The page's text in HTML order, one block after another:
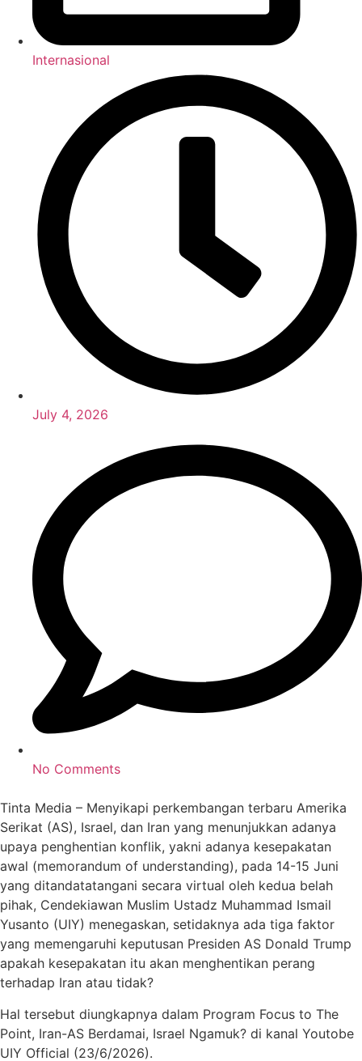
Internasional
July 4, 2026
No Comments
Tinta Media – Menyikapi perkembangan terbaru Amerika
Serikat (AS), Israel, dan Iran yang menunjukkan adanya
upaya penghentian konflik, yakni adanya kesepakatan
awal (memorandum of understanding), pada 14-15 Juni
yang ditandatatangani secara virtual oleh kedua belah
pihak, Cendekiawan Muslim Ustadz Muhammad Ismail
Yusanto (UIY) menegaskan, setidaknya ada tiga faktor
yang memengaruhi keputusan Presiden AS Donald Trump
apakah kesepakatan itu akan menghentikan perang
terhadap Iran atau tidak?
Hal tersebut diungkapnya dalam Program Focus to The
Point, Iran-AS Berdamai, Israel Ngamuk? di kanal Youtobe
UIY Official (23/6/2026).